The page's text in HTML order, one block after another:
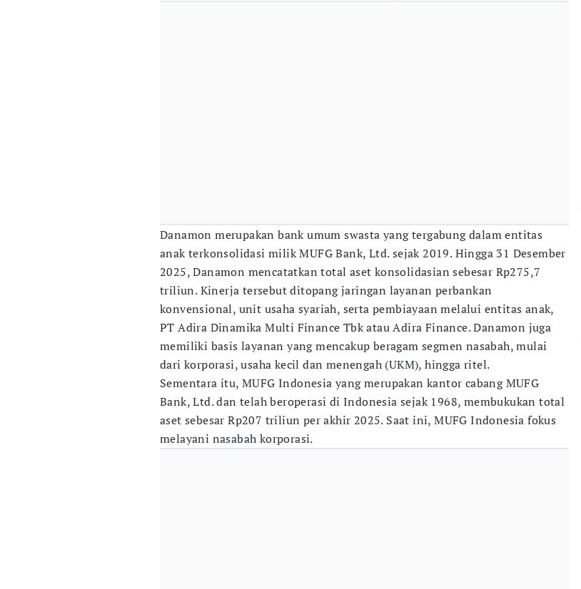
Danamon merupakan bank umum swasta yang tergabung dalam entitas
anak terkonsolidasi milik MUFG Bank, Ltd. sejak 2019. Hingga 31 Desember
2025, Danamon mencatatkan total aset konsolidasian sebesar Rp275,7
triliun. Kinerja tersebut ditopang jaringan layanan perbankan
konvensional, unit usaha syariah, serta pembiayaan melalui entitas anak,
PT Adira Dinamika Multi Finance Tbk atau Adira Finance. Danamon juga
memiliki basis layanan yang mencakup beragam segmen nasabah, mulai
dari korporasi, usaha kecil dan menengah (UKM), hingga ritel.
Sementara itu, MUFG Indonesia yang merupakan kantor cabang MUFG
Bank, Ltd. dan telah beroperasi di Indonesia sejak 1968, membukukan total
aset sebesar Rp207 triliun per akhir 2025. Saat ini, MUFG Indonesia fokus
melayani nasabah korporasi.